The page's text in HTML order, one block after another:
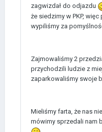
zagwizdał do odjazdu
że siedzimy w PKP,
wypiliśmy za
Zajmowaliśmy 2
przychodzili ludzie z
zaparkowaliśmy swoje
Mieliśmy farta, że nas
mówimy sprzedali nam